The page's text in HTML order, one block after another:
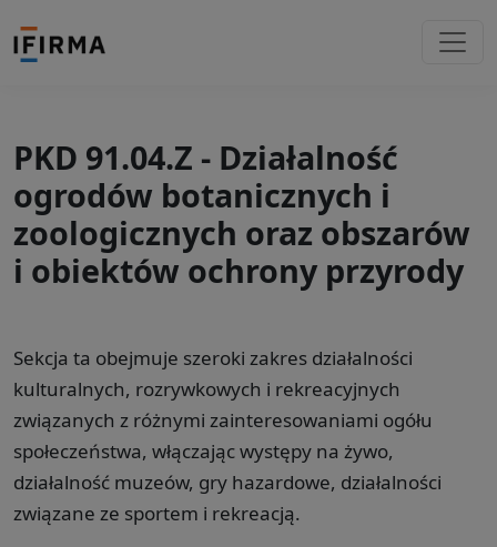
PKD 91.04.Z - Działalność
ogrodów botanicznych i
zoologicznych oraz obszarów
i obiektów ochrony przyrody
Sekcja ta obejmuje szeroki zakres działalności
kulturalnych, rozrywkowych i rekreacyjnych
związanych z różnymi zainteresowaniami ogółu
społeczeństwa, włączając występy na żywo,
działalność muzeów, gry hazardowe, działalności
związane ze sportem i rekreacją.